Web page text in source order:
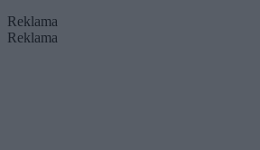
Reklama
Reklama